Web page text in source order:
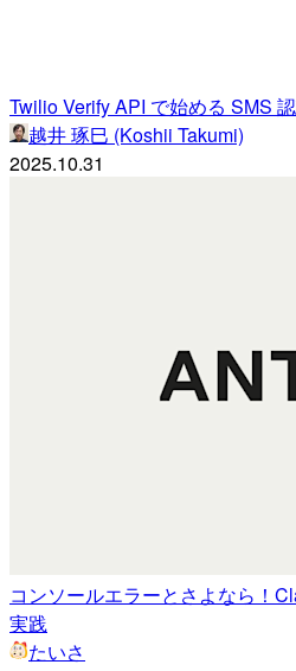
Twilio Verify API で始める SMS
越井 琢巳 (Koshii Takumi)
2025.10.31
コンソールエラーとさよなら！
実践
たいさ